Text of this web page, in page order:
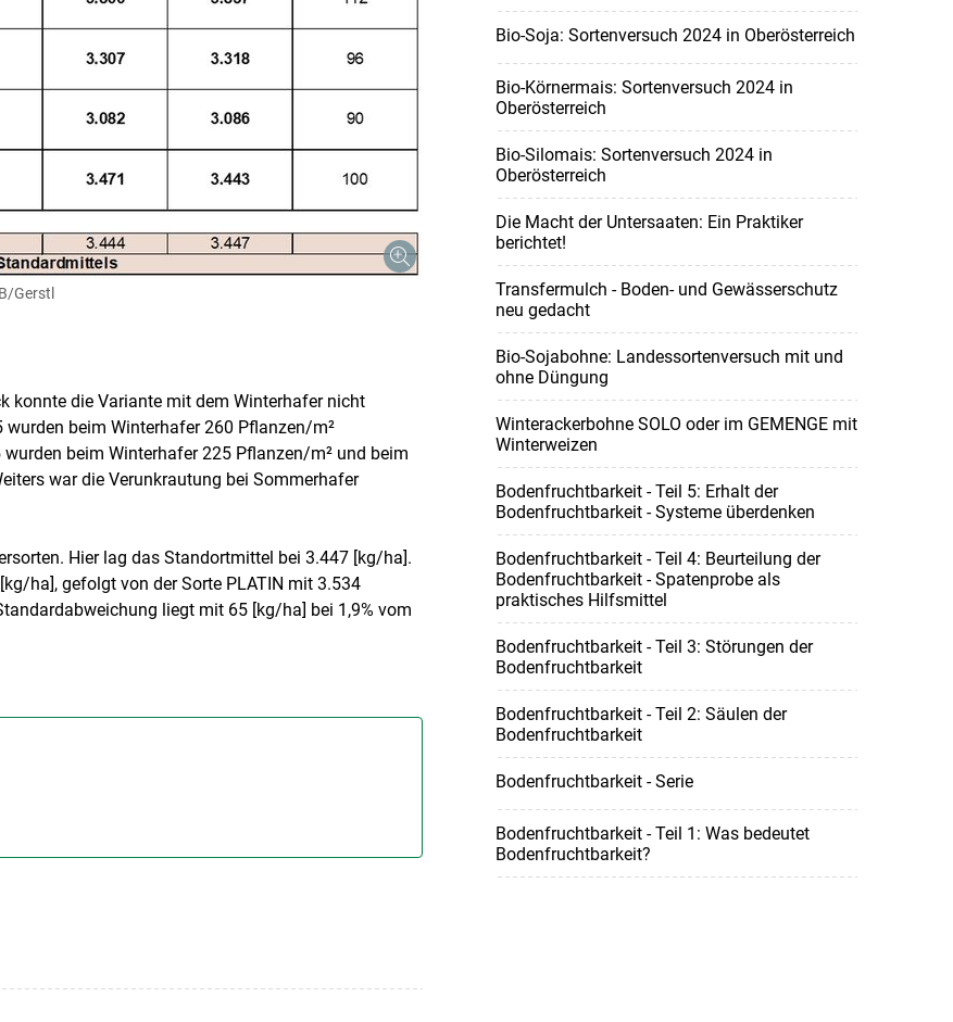
Gerstl
konnte die Variante mit dem Winterhafer nicht
beim Winterhafer 260 Pflanzen/m²
beim Winterhafer 225 Pflanzen/m² und beim
war die Verunkrautung bei Sommerhafer
Hier lag das Standortmittel bei 3.447 [kg/ha].
ha], gefolgt von der Sorte PLATIN mit 3.534
liegt mit 65 [kg/ha] bei 1,9% vom
Bio-Soja: Sortenversuch 2024 in Oberösterreich
Bio-Körnermais: Sortenversuch 2024 in
Oberösterreich
Bio-Silomais: Sortenversuch 2024 in
Oberösterreich
Die Macht der Untersaaten: Ein Praktiker
berichtet!
Transfermulch - Boden- und Gewässerschutz
neu gedacht
Bio-Sojabohne: Landessortenversuch mit und
ohne Düngung
Winterackerbohne SOLO oder im GEMENGE mit
Winterweizen
Bodenfruchtbarkeit - Teil 5: Erhalt der
Bodenfruchtbarkeit - Systeme überdenken
Bodenfruchtbarkeit - Teil 4: Beurteilung der
Bodenfruchtbarkeit - Spatenprobe als
praktisches Hilfsmittel
Bodenfruchtbarkeit - Teil 3: Störungen der
Bodenfruchtbarkeit
Bodenfruchtbarkeit - Teil 2: Säulen der
Bodenfruchtbarkeit
Bodenfruchtbarkeit - Serie
Bodenfruchtbarkeit - Teil 1: Was bedeutet
Bodenfruchtbarkeit?